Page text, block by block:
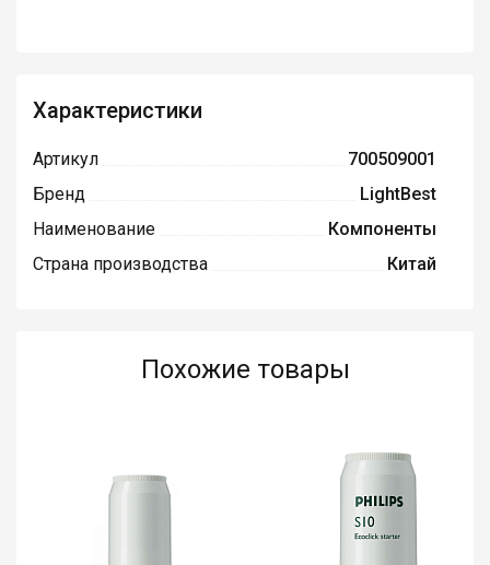
Характеристики
Артикул
700509001
Бренд
LightBest
Наименование
Компоненты
Страна производства
Китай
Похожие товары